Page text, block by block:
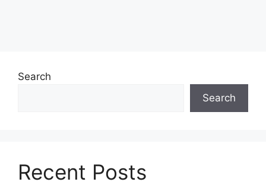
Search
Search
Recent Posts